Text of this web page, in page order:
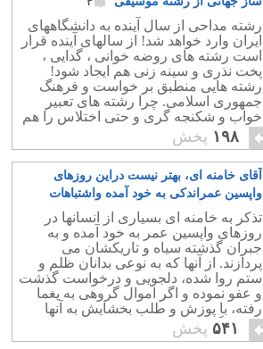
کارخانه های بسته بندی و صادرات مواد
غذایی در ایران نگران کننده و نابود شده
است
رشته مداحی از سال آینده به دانشگاههای
ایران وارد خواهد شد! از سالهای آینده قرار
است رشته های روضه خوانی ، گدایی ،
پخت نذری و سینه زنی هم ایجاد شود!
رشته هایی منطبق بر خواست و فرهنگ
جمهوری اسلامی. چرا رشته های تعبیر
خواب و شکنجه گری و حتی اختلاس را هم
اضافه نمی نمایند؟ اینها رشته هایی است
که در 37 سال گذشته بطور تجربی اجرا
شده اند و باید آکادمیک و علمی شوند!
۱۹۸ پخش
آقای خامنه ای، بهتر نیست دراین روزهای
واپسین عمراندکی به خود آمده واشتباهات
گذشته راجبران کنید؟
تذکر به خامنه ای بسیاری از انسانها در
روزهای واپسین عمر به خود آمده و به
جبران گذشته سیاه و تاریکشان می
پردازند. از آنها که به نوعی بدانان ظلم و
ستم روا شده، دلجویی و درخواست گذشت
و عفو نموده و اگر اموال گروهی به یغما
رفته، با پوزش و طلب بخشایش به آنها
بازمی گردانند و بر دل شکسته ای مرحم
می گذارند.
۵۴۱ پخش